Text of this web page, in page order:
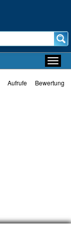
Aufrufe Bewertung